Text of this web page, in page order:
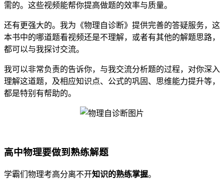
需的。这些视频能帮你提高做题的效率与质量。
还有更强大的。我为《物理自诊断》提供完善的答疑服务，这
本书中的哪道题看视频还是不理解，或者有其他的解题思路，
都可以与我探讨交流。
我可以非常负责的告诉你，与我交流分析题的过程，对你深入
理解这道题，及相应知识点、公式的巩固、思维能力提升等，
都是特别有帮助的。
高中物理要做到熟练解题
学霸们物理考高分离不开知识的熟练掌握。